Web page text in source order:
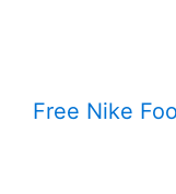
Free Nike